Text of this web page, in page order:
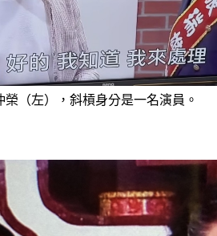
（左），斜槓身分是一名演員。